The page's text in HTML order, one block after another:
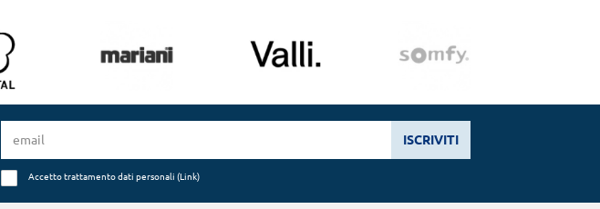
ISCRIVITI
Accetto trattamento dati personali (Link)